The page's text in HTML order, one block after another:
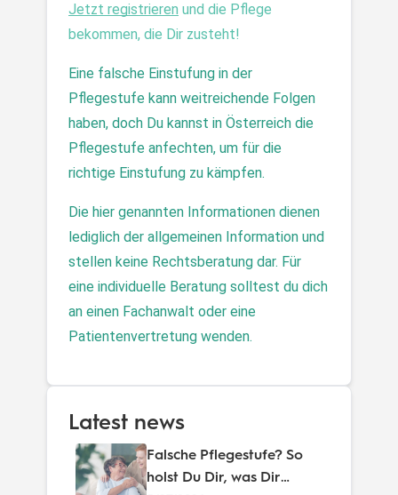
Jetzt registrieren und die Pflege
bekommen, die Dir zusteht!
Eine falsche Einstufung in der
Pflegestufe kann weitreichende Folgen
haben, doch Du kannst in Österreich die
Pflegestufe anfechten, um für die
richtige Einstufung zu kämpfen.
Die hier genannten Informationen dienen
lediglich der allgemeinen Information und
stellen keine Rechtsberatung dar. Für
eine individuelle Beratung solltest du dich
an einen Fachanwalt oder eine
Patientenvertretung wenden.
Latest news
Falsche Pflegestufe? So
holst Du Dir, was Dir